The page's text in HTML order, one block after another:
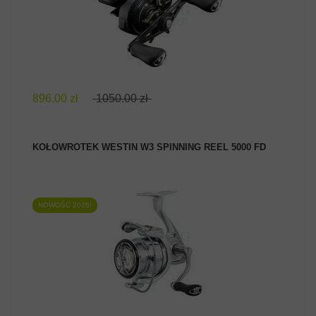
896.00 zł 1050.00 zł
KOŁOWROTEK WESTIN W3 SPINNING REEL 5000 FD
ZOBACZ PRODUKT
NOWOŚĆ 2026!